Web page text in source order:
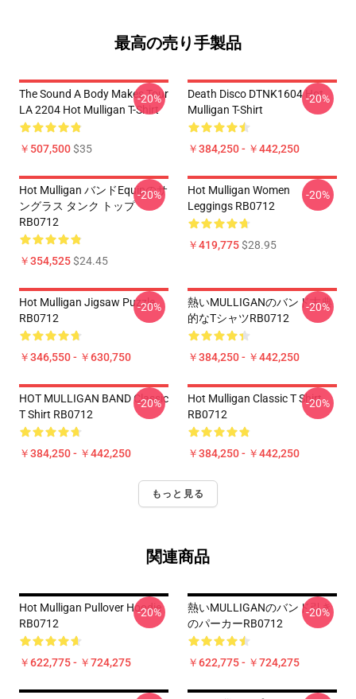
最高の売り手製品
The Sound A Body Makes Tour
LA 2204 Hot Mulligan T-Shirt
￥507,500$35
-20%
Death Disco DTNK1604 Hot
Mulligan T-Shirt
￥384,250 - ￥442,250
-20%
Hot Mulligan バンドEquipのサ
ングラス タンク トップ
RB0712
￥354,525$24.45
-20%
Hot Mulligan Women
Leggings RB0712
￥419,775$28.95
-20%
Hot Mulligan Jigsaw Puzzle
RB0712
￥346,550 - ￥630,750
-20%
熱いMULLIGANのバンド古典
的なTシャツRB0712
￥384,250 - ￥442,250
-20%
HOT MULLIGAN BAND Classic
T Shirt RB0712
￥384,250 - ￥442,250
-20%
Hot Mulligan Classic T Shirt
RB0712
￥384,250 - ￥442,250
-20%
もっと見る
関連商品
Hot Mulligan Pullover Hoodie
RB0712
￥622,775 - ￥724,275
-20%
熱いMULLIGANのバンド引き
のパーカーRB0712
￥622,775 - ￥724,275
-20%